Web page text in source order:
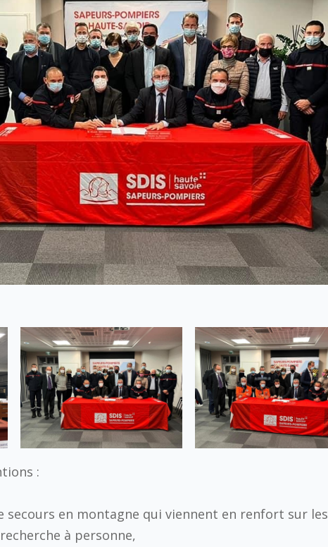
:
secours en montagne qui viennent en renfort sur les
à personne,